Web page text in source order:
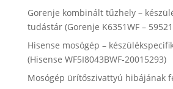
Gorenje kombinált tűzhely –
tudástár (Gorenje K6351WF –
Hisense mosógép –
(Hisense WF5I8043BWF-20015293)
Mosógép ürítőszivattyú hibájának